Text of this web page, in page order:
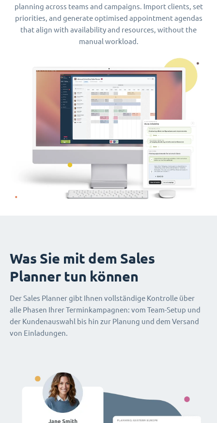
planning across teams and campaigns. Import clients, set
priorities, and generate optimised appointment agendas
that align with availability and resources, without the
manual workload.
Was Sie mit dem Sales
Planner tun können
Der Sales Planner gibt Ihnen vollständige Kontrolle über
alle Phasen Ihrer Terminkampagnen: vom Team-Setup und
der Kundenauswahl bis hin zur Planung und dem Versand
von Einladungen.